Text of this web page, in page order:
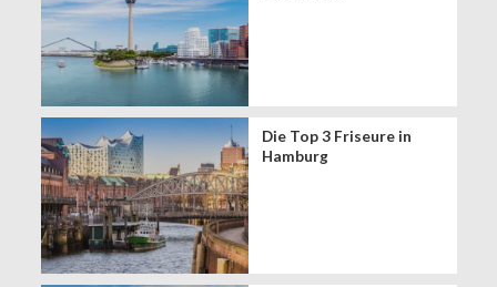
Die Top 3 Friseure in
Hamburg